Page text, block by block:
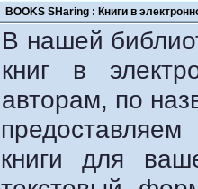
BOOKS SHaring : Книги в
В нашей
книг в
авторам, по
книги для